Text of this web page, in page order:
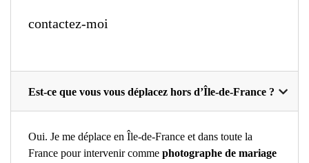
contactez-moi
Est-ce que vous vous déplacez hors d’Île-de-France ?
Oui. Je me déplace en Île-de-France et dans toute la
France pour intervenir comme photographe de mariage